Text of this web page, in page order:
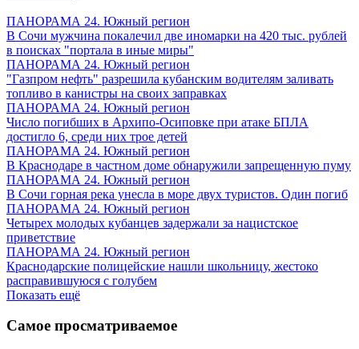
ПАНОРАМА 24. Южный регион
В Сочи мужчина покалечил две иномарки на 420 тыс. рублей
в поисках "портала в иные миры"
ПАНОРАМА 24. Южный регион
"Газпром нефть" разрешила кубанским водителям заливать
топливо в канистры на своих заправках
ПАНОРАМА 24. Южный регион
Число погибших в Архипо-Осиповке при атаке БПЛА
достигло 6, среди них трое детей
ПАНОРАМА 24. Южный регион
В Краснодаре в частном доме обнаружили запрещенную пуму
ПАНОРАМА 24. Южный регион
В Сочи горная река унесла в море двух туристов. Один погиб
ПАНОРАМА 24. Южный регион
Четырех молодых кубанцев задержали за нацистское
приветствие
ПАНОРАМА 24. Южный регион
Краснодарские полицейские нашли школьницу, жестоко
расправившуюся с голубем
Показать ещё
Самое просматриваемое